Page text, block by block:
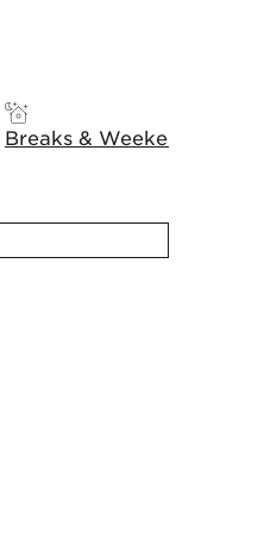
Breaks & Weekends